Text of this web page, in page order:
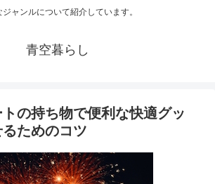
ジャンルについて紹介しています。
青空暮らし
の持ち物で便利な快適グッ
ためのコツ